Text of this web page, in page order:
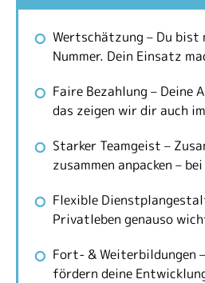
Wertschätzung – Du bist
Nummer. Dein Einsatz
Faire Bezahlung –
das zeigen wir dir auch
Starker Teamgeist –
zusammen anpacken –
Flexible
Privatleben genauso
Fort- & Weiterbildungen
fördern deine